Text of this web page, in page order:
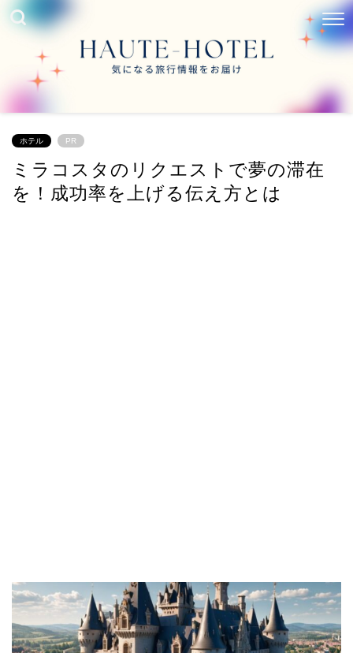
ホテル PR
ミラコスタのリクエストで夢の滞在
を！成功率を上げる伝え方とは